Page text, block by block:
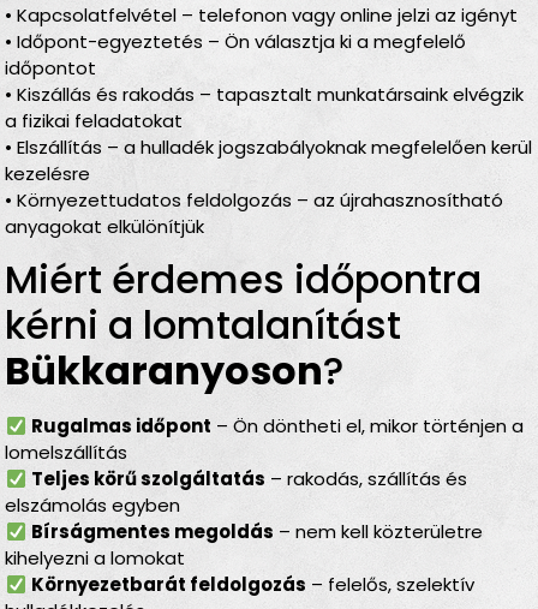
• Kapcsolatfelvétel – telefonon vagy online jelzi az igényt
• Időpont-egyeztetés – Ön választja ki a megfelelő
időpontot
• Kiszállás és rakodás – tapasztalt munkatársaink elvégzik
a fizikai feladatokat
• Elszállítás – a hulladék jogszabályoknak megfelelően kerül
kezelésre
• Környezettudatos feldolgozás – az újrahasznosítható
anyagokat elkülönítjük
Miért érdemes időpontra
kérni a lomtalanítást
Bükkaranyoson?
Rugalmas időpont – Ön döntheti el, mikor történjen a
lomelszállítás
Teljes körű szolgáltatás – rakodás, szállítás és
elszámolás egyben
Bírságmentes megoldás – nem kell közterületre
kihelyezni a lomokat
Környezetbarát feldolgozás – felelős, szelektív